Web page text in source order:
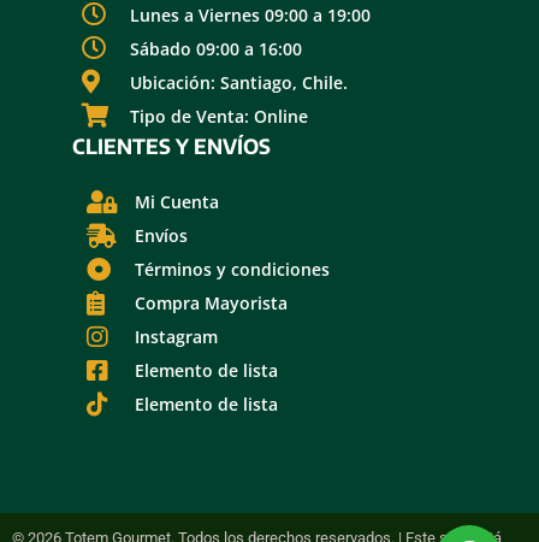
Lunes a Viernes 09:00 a 19:00
Sábado 09:00 a 16:00
Ubicación: Santiago, Chile.
Tipo de Venta: Online
CLIENTES Y ENVÍOS
Mi Cuenta
Envíos
Términos y condiciones
Compra Mayorista
Instagram
Elemento de lista
Elemento de lista
© 2026 Totem Gourmet. Todos los derechos reservados. | Este sitio está